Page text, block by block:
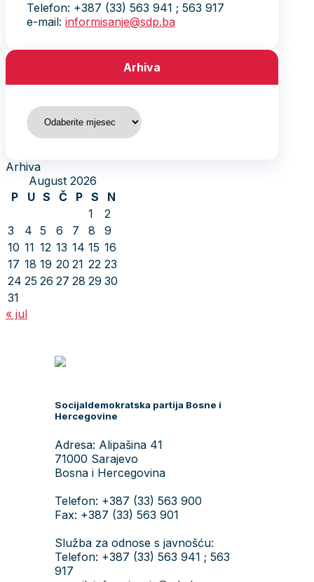
Telefon: +387 (33) 563 941 ; 563 917
e-mail: informisanje@sdp.ba
Arhiva
Arhiva
Arhiva
August 2026
P
U S Č P S
N
1
2
3
4 5 6 7 8
9
10 11 12 13 14 15 16
17 18 19 20 21 22 23
24 25 26 27 28 29 30
31
« jul
Socijaldemokratska partija Bosne i
Hercegovine
Adresa: Alipašina 41
71000 Sarajevo
Bosna i Hercegovina
Telefon: +387 (33) 563 900
Fax: +387 (33) 563 901
Služba za odnose s javnošću:
Telefon: +387 (33) 563 941 ; 563
917